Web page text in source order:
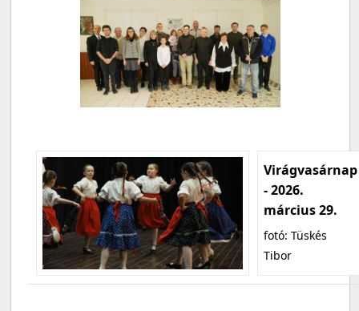
Virágvasárnap
- 2026.
március 29.
fotó: Tüskés
Tibor